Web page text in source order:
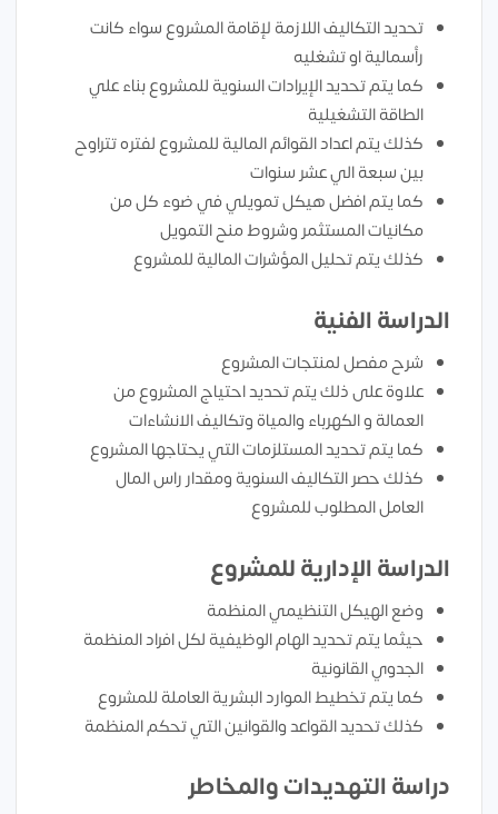
تحديد التكاليف اللازمة لإقامة المشروع سواء كانت
رأسمالية او تشغليه
كما يتم تحديد الإيرادات السنوية للمشروع بناء علي
الطاقة التشغيلية
كذلك يتم اعداد القوائم المالية للمشروع لفتره تتراوح
بين سبعة الي عشر سنوات
كما يتم افضل هيكل تمويلي في ضوء كل من
مكانيات المستثمر وشروط منح التمويل
كذلك يتم تحليل المؤشرات المالية للمشروع
الدراسة الفنية
شرح مفصل لمنتجات المشروع
علاوة على ذلك يتم تحديد احتياج المشروع من
العمالة و الكهرباء والمياة وتكاليف الانشاءات
كما يتم تحديد المستلزمات التي يحتاجها المشروع
كذلك حصر التكاليف السنوية ومقدار راس المال
العامل المطلوب للمشروع
الدراسة الإدارية للمشروع
وضع الهيكل التنظيمي المنظمة
حيثما يتم تحديد الهام الوظيفية لكل افراد المنظمة
الجدوي القانونية
كما يتم تخطيط الموارد البشرية العاملة للمشروع
كذلك تحديد القواعد والقوانين التي تحكم المنظمة
دراسة التهديدات والمخاطر